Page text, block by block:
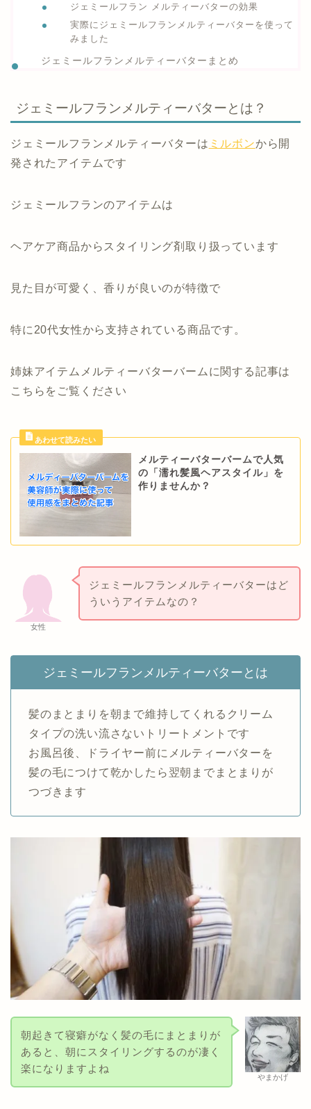
ジェミールフラン メルティーバターの効果
実際にジェミールフランメルティーバターを使って
みました
ジェミールフランメルティーバターまとめ
ジェミールフランメルティーバターとは？
ジェミールフランメルティーバターは ミルボンから開
発されたアイテムです
ジェミールフランのアイテムは
ヘアケア商品からスタイリング剤取り扱っています
見た目が可愛く、香りが良いのが特徴で
特に20代女性から支持されている商品です。
姉妹アイテムメルティーバターバームに関する記事は
こちらをご覧ください
メルティーバターバームで人気
の「濡れ髪風ヘアスタイル」を
作りませんか？
女性
ジェミールフランメルティーバターはど
ういうアイテムなの？
ジェミールフランメルティーバターとは
髪のまとまりを朝まで維持してくれるクリーム
タイプの洗い流さないトリートメントです
お風呂後、ドライヤー前にメルティーバターを
髪の毛につけて乾かしたら翌朝までまとまりが
つづきます
やまかげ
朝起きて寝癖がなく髪の毛にまとまりが
あると、朝にスタイリングするのが凄く
楽になりますよね